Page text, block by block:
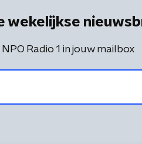
wekelijkse
Radio 1 in jouw mailbox